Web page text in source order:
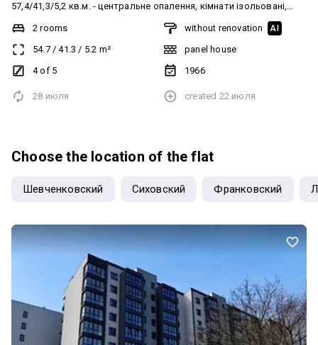
57,4/41,3/5,2 кв.м. - центральне опалення, кімнати ізольовані,
потребує ремонту - ЧП, інформатор - ціна 65000$ Тел. 0677851662
2 rooms
54.7/41.3 / 5.2 m²
4 of 5
without renovation AI
panel house
1966
28 июля created 22 июля
Choose the location of the flat
Шевченковский Сиховский Франковский